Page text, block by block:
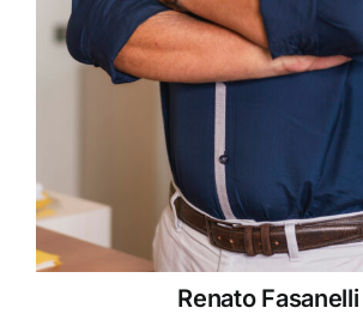
Renato Fasanelli